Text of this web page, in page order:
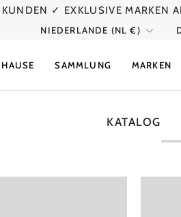
✓ EXKLUSIVE MARKEN
WÄHRUNG
NIEDERLANDE (NL €)
SAMMLUNG MARKEN
KATALOG